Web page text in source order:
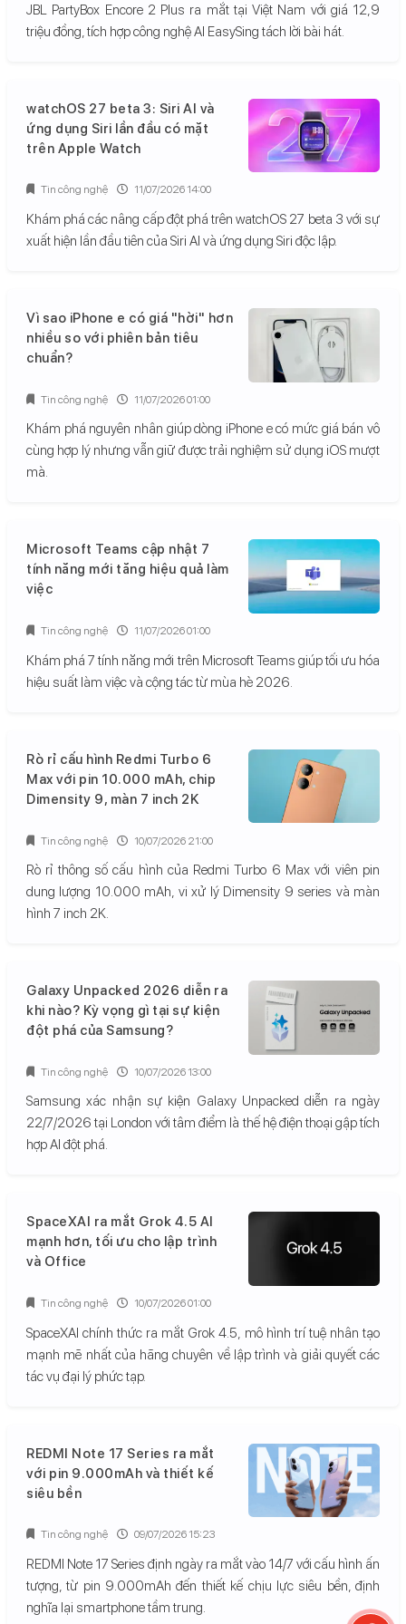
JBL PartyBox Encore 2 Plus ra mắt tại Việt Nam với giá 12,9
triệu đồng, tích hợp công nghệ AI EasySing tách lời bài hát.
watchOS 27 beta 3: Siri AI và
ứng dụng Siri lần đầu có mặt
trên Apple Watch
Khám phá các nâng cấp đột phá trên watchOS 27 beta 3 với sự
xuất hiện lần đầu tiên của Siri AI và ứng dụng Siri độc lập.
Tin công nghệ 11/07/2026 14:00
Vì sao iPhone e có giá "hời" hơn
nhiều so với phiên bản tiêu
chuẩn?
Khám phá nguyên nhân giúp dòng iPhone e có mức giá bán vô
cùng hợp lý nhưng vẫn giữ được trải nghiệm sử dụng iOS mượt
mà.
Tin công nghệ 11/07/2026 01:00
Microsoft Teams cập nhật 7
tính năng mới tăng hiệu quả làm
việc
Khám phá 7 tính năng mới trên Microsoft Teams giúp tối ưu hóa
hiệu suất làm việc và cộng tác từ mùa hè 2026.
Tin công nghệ 11/07/2026 01:00
Rò rỉ cấu hình Redmi Turbo 6
Max với pin 10.000 mAh, chip
Dimensity 9, màn 7 inch 2K
Rò rỉ thông số cấu hình của Redmi Turbo 6 Max với viên pin
dung lượng 10.000 mAh, vi xử lý Dimensity 9 series và màn
hình 7 inch 2K.
Tin công nghệ 10/07/2026 21:00
Galaxy Unpacked 2026 diễn ra
khi nào? Kỳ vọng gì tại sự kiện
đột phá của Samsung?
Samsung xác nhận sự kiện Galaxy Unpacked diễn ra ngày
22/7/2026 tại London với tâm điểm là thế hệ điện thoại gập tích
hợp AI đột phá.
Tin công nghệ 10/07/2026 13:00
SpaceXAI ra mắt Grok 4.5 AI
mạnh hơn, tối ưu cho lập trình
và Office
SpaceXAI chính thức ra mắt Grok 4.5, mô hình trí tuệ nhân tạo
mạnh mẽ nhất của hãng chuyên về lập trình và giải quyết các
tác vụ đại lý phức tạp.
Tin công nghệ 10/07/2026 01:00
REDMI Note 17 Series ra mắt
với pin 9.000mAh và thiết kế
siêu bền
REDMI Note 17 Series định ngày ra mắt vào 14/7 với cấu hình ấn
tượng, từ pin 9.000mAh đến thiết kế chịu lực siêu bền, định
nghĩa lại smartphone tầm trung.
Tin công nghệ 09/07/2026 15:23